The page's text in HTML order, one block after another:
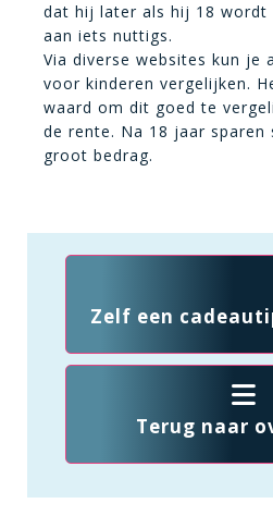
dat hij later als hij 18 wordt
aan iets nuttigs.
Via diverse websites kun je
voor kinderen vergelijken.
waard om dit goed te
de rente. Na 18 jaar sparen
groot bedrag.
Zelf een
Terug naar